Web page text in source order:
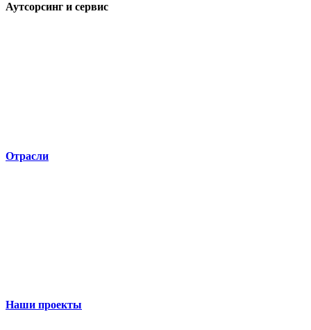
Аутсорсинг и сервис
Отрасли
Наши проекты